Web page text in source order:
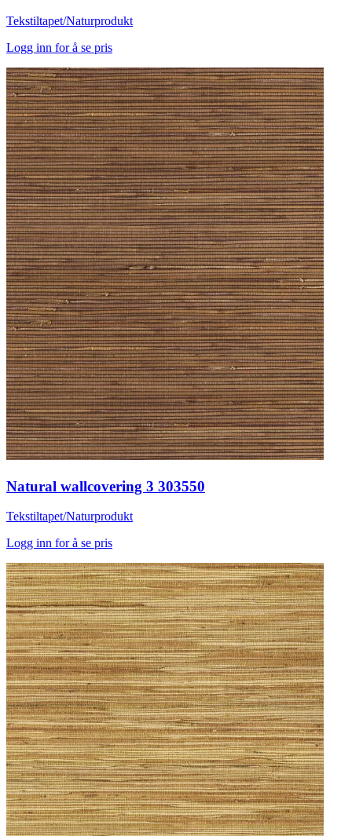
Tekstiltapet/Naturprodukt
Logg inn for å se pris
Natural wallcovering 3 303550
Tekstiltapet/Naturprodukt
Logg inn for å se pris